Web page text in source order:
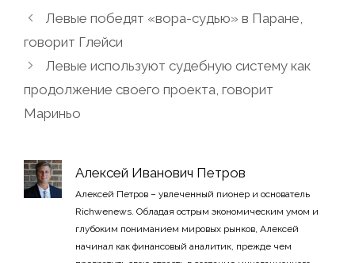
Левые победят «вора-судью» в Паране,
говорит Глейси
Левые используют судебную систему как
продолжение своего проекта, говорит
Мариньо
Алексей Иванович Петров
Алексей Петров – увлеченный пионер и основатель
Richwenews. Обладая острым экономическим умом и
глубоким пониманием мировых рынков, Алексей
начинал как финансовый аналитик, прежде чем